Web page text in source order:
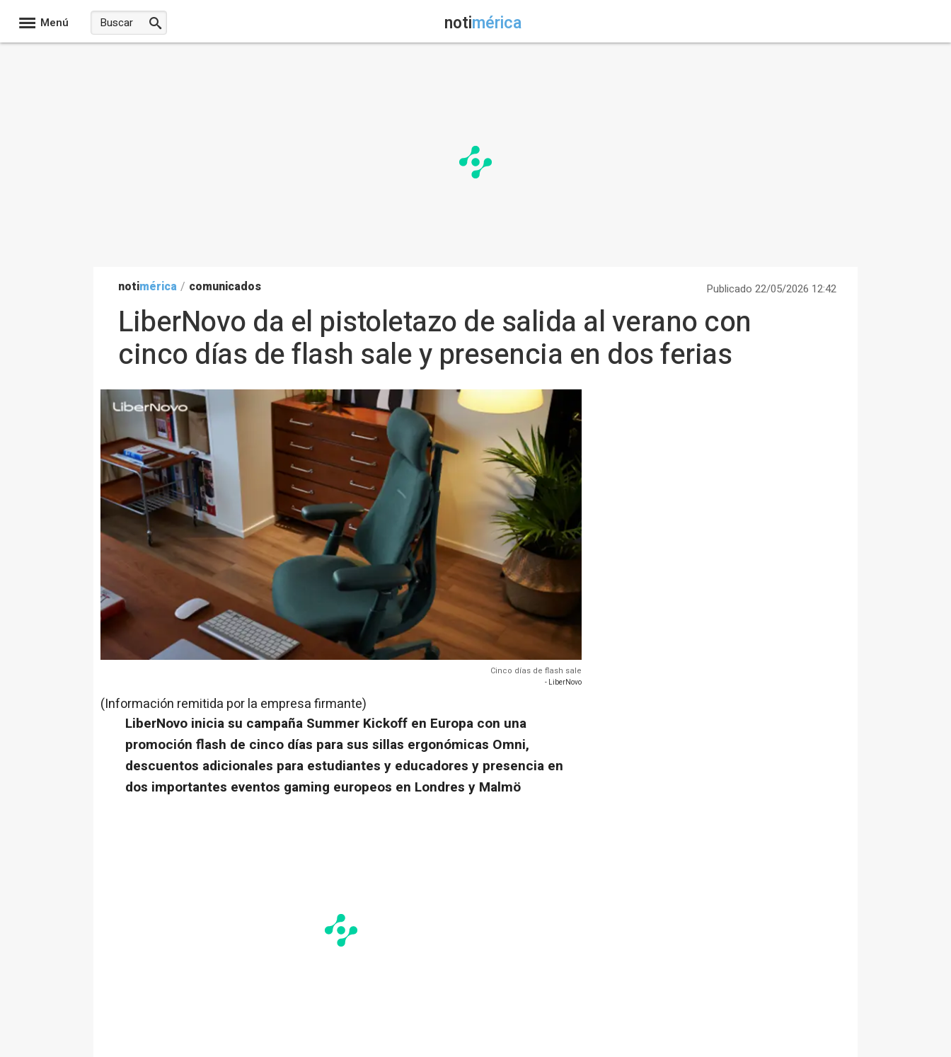
Menú notimérica
notimérica / comunicados Publicado 22/05/2026 12:42
LiberNovo da el pistoletazo de salida al verano con
cinco días de flash sale y presencia en dos ferias
Cinco días de flash sale
- LiberNovo
(Información remitida por la empresa firmante)
LiberNovo inicia su campaña Summer Kickoff en Europa con una
promoción flash de cinco días para sus sillas ergonómicas Omni,
descuentos adicionales para estudiantes y educadores y presencia en
dos importantes eventos gaming europeos en Londres y Malmö